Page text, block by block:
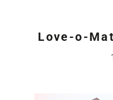
Love-o-